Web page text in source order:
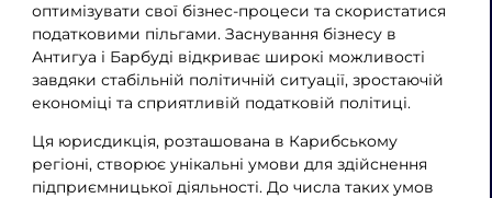
оптимізувати свої бізнес-процеси та скористатися
податковими пільгами. Заснування бізнесу в
Антигуа і Барбуді відкриває широкі можливості
завдяки стабільній політичній ситуації, зростаючій
економіці та сприятливій податковій політиці.
Ця юрисдикція, розташована в Карибському
регіоні, створює унікальні умови для здійснення
підприємницької діяльності. До числа таких умов